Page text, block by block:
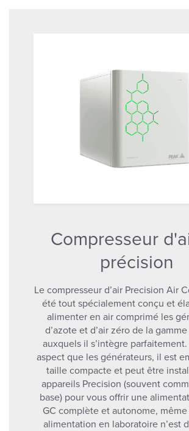
Compresseur
précision
Le compresseur d’air Precision Air
été tout spécialement conçu et
alimenter en air comprimé les
d’azote et d’air zéro de la
auxquels il s’intègre
aspect que les générateurs, il est
taille compacte et peut être
appareils Precision (souvent
base) pour vous offrir une
GC complète et autonome,
alimentation en laboratoire n’est